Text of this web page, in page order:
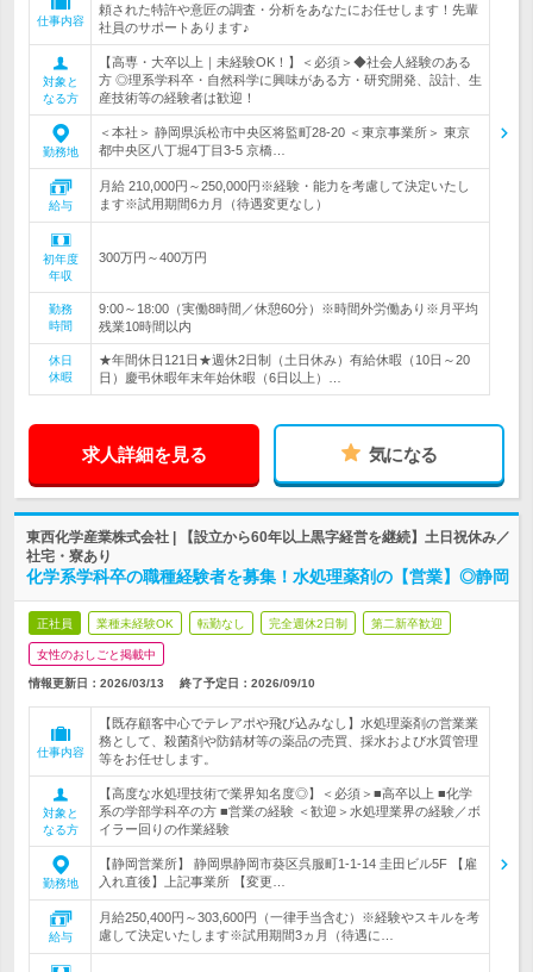
仕事内容
頼された特許や意匠の調査・分析をあなたにお任せします！先輩
社員のサポートあります♪
対象と
なる方
【高専・大卒以上｜未経験OK！】＜必須＞◆社会人経験のある
方 ◎理系学科卒・自然科学に興味がある方・研究開発、設計、生
産技術等の経験者は歓迎！
勤務地
＜本社＞ 静岡県浜松市中央区将監町28-20 ＜東京事業所＞ 東京
都中央区八丁堀4丁目3-5 京橋…
給与
月給 210,000円～250,000円※経験・能力を考慮して決定いたし
ます※試用期間6カ月（待遇変更なし）
初年度
年収
300万円～400万円
勤務
時間
9:00～18:00（実働8時間／休憩60分）※時間外労働あり※月平均
残業10時間以内
休日
休暇
★年間休日121日★週休2日制（土日休み）有給休暇（10日～20
日）慶弔休暇年末年始休暇（6日以上）…
求人詳細を見る 気になる
東西化学産業株式会社 | 【設立から60年以上黒字経営を継続】土日祝休み／
社宅・寮あり
化学系学科卒の職種経験者を募集！水処理薬剤の【営業】◎静岡
正社員 業種未経験OK 転勤なし 完全週休2日制 第二新卒歓迎
女性のおしごと掲載中
情報更新日：2026/03/13 終了予定日： 2026/09/10
仕事内容
【既存顧客中心でテレアポや飛び込みなし】水処理薬剤の営業業
務として、殺菌剤や防錆材等の薬品の売買、採水および水質管理
等をお任せします。
対象と
なる方
【高度な水処理技術で業界知名度◎】＜必須＞■高卒以上 ■化学
系の学部学科卒の方 ■営業の経験 ＜歓迎＞水処理業界の経験／ボ
イラー回りの作業経験
勤務地
【静岡営業所】 静岡県静岡市葵区呉服町1-1-14 圭田ビル5F 【雇
入れ直後】上記事業所 【変更…
給与
月給250,400円～303,600円（一律手当含む）※経験やスキルを考
慮して決定いたします※試用期間3ヵ月（待遇に…